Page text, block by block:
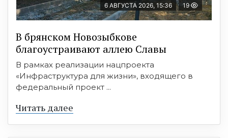
6 АВГУСТА 2026, 15:36 19
В брянском Новозыбкове
благоустраивают аллею Славы
В рамках реализации нацпроекта
«Инфраструктура для жизни», входящего в
федеральный проект ...
Читать далее